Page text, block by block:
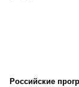
Российские